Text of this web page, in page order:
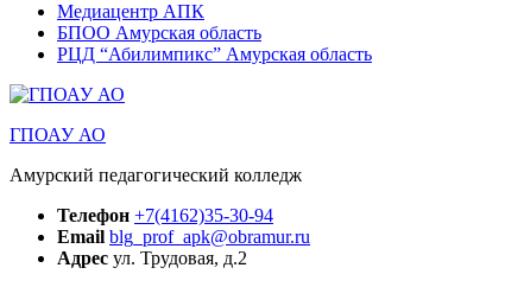
Медиацентр АПК
БПОО Амурская область
РЦД “Абилимпикс” Амурская область
ГПОАУ АО
Амурский педагогический колледж
Телефон +7(4162)35-30-94
Email blg_prof_apk@obramur.ru
Адрес ул. Трудовая, д.2